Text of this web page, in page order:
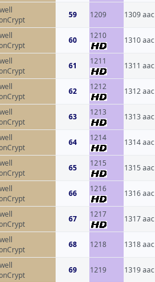
59 1209 1309 aac
60 1210 1310 aac
61 1211 1311 aac
62 1212 1312 aac
63 1213 1313 aac
64 1214 1314 aac
65 1215 1315 aac
66 1216 1316 aac
67 1217 1317 aac
68 1218 1318 aac
69 1219 1319 aac